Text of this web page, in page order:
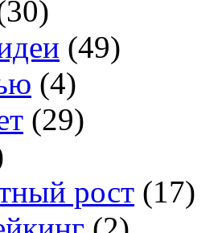
(49)
(4)
(29)
рост (17)